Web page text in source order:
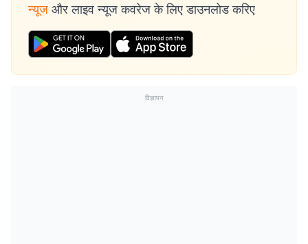
न्यूज और लाइव न्यूज कवरेज के लिए डाउनलोड करिए
विज्ञापन